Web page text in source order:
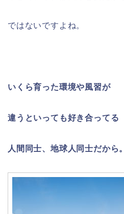
ではないですよね。
いくら育った環境や風習が
違うといっても好き合ってる
人間同士、地球人同士だから。